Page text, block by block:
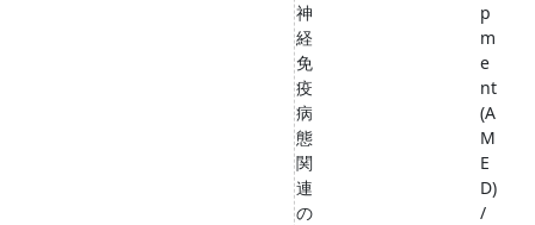
神
経
免
疫
病
態
関
連
の
p
m
e
nt
(A
M
E
D)
/